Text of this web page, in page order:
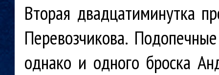
Вторая двадцатиминутка
Перевозчикова.
однако и одного броска